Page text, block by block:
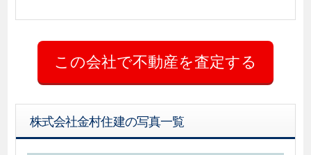
株式会社金村住建の写真一覧